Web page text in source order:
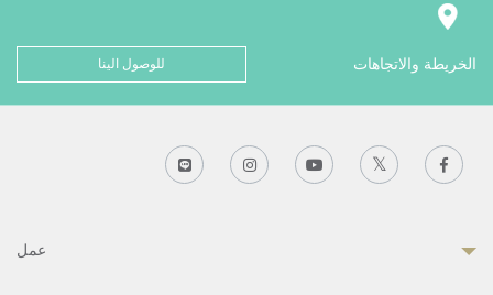
الخريطة والاتجاهات للوصول الينا
عمل